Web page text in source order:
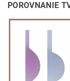
POROVNANIE